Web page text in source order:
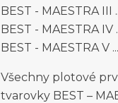
BEST - MAESTRA
BEST - MAESTRA
BEST - MAESTRA
Všechny plotové
tvarovky BEST –